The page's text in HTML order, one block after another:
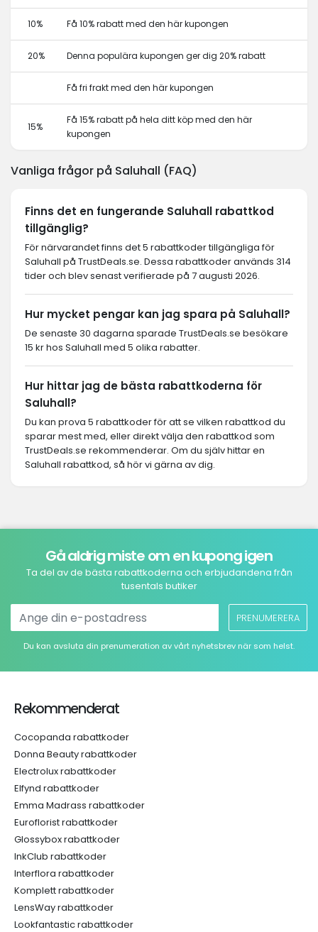
10% Få 10% rabatt med den här kupongen
20% Denna populära kupongen ger dig 20% rabatt
Få fri frakt med den här kupongen
15%
Få 15% rabatt på hela ditt köp med den här
kupongen
Vanliga frågor på Saluhall (FAQ)
Finns det en fungerande Saluhall rabattkod
tillgänglig?
För närvarandet finns det 5 rabattkoder tillgängliga för
Saluhall på TrustDeals.se. Dessa rabattkoder används 314
tider och blev senast verifierade på 7 augusti 2026.
Hur mycket pengar kan jag spara på Saluhall?
De senaste 30 dagarna sparade TrustDeals.se besökare
15 kr hos Saluhall med 5 olika rabatter.
Hur hittar jag de bästa rabattkoderna för
Saluhall?
Du kan prova 5 rabattkoder för att se vilken rabattkod du
sparar mest med, eller direkt välja den rabattkod som
TrustDeals.se rekommenderar. Om du själv hittar en
Saluhall rabattkod, så hör vi gärna av dig.
Gå aldrig miste om en kupong igen
Ta del av de bästa rabattkoderna och erbjudandena från
tusentals butiker
PRENUMERERA
Du kan avsluta din prenumeration av vårt nyhetsbrev när som helst.
Rekommenderat
Cocopanda rabattkoder
Donna Beauty rabattkoder
Electrolux rabattkoder
Elfynd rabattkoder
Emma Madrass rabattkoder
Euroflorist rabattkoder
Glossybox rabattkoder
InkClub rabattkoder
Interflora rabattkoder
Komplett rabattkoder
LensWay rabattkoder
Lookfantastic rabattkoder